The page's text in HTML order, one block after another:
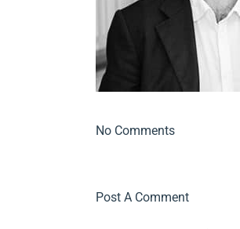
No Comments
Post A Comment